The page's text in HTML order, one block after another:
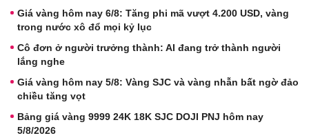
Giá vàng hôm nay 6/8: Tăng phi mã vượt 4.200 USD, vàng
trong nước xô đổ mọi kỷ lục
Cô đơn ở người trưởng thành: AI đang trở thành người
lắng nghe
Giá vàng hôm nay 5/8: Vàng SJC và vàng nhẫn bất ngờ đảo
chiều tăng vọt
Bảng giá vàng 9999 24K 18K SJC DOJI PNJ hôm nay
5/8/2026